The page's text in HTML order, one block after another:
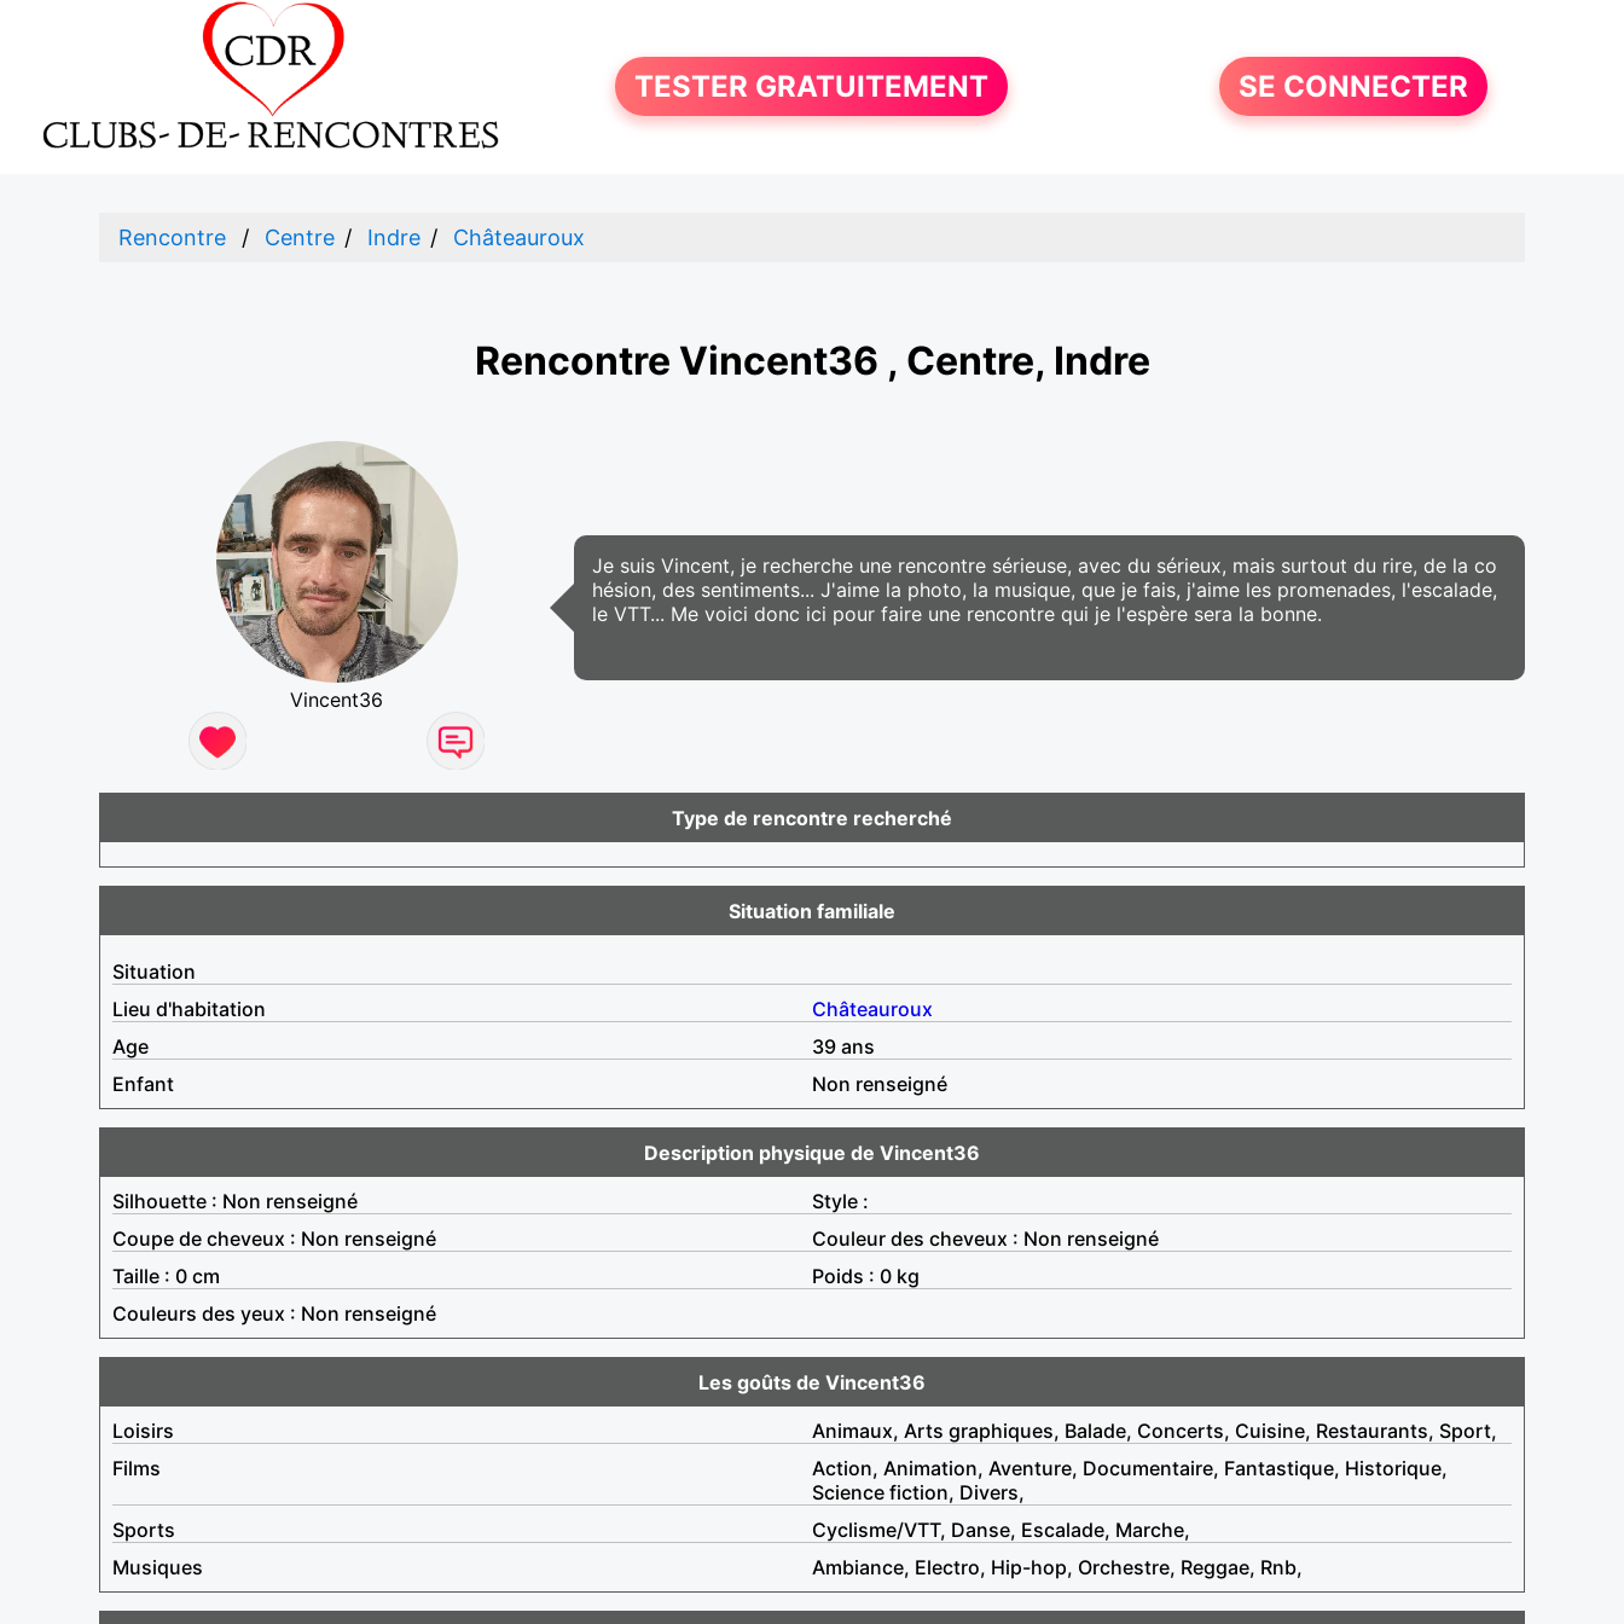
TESTER GRATUITEMENT SE CONNECTER
Rencontre Centre Indre Châteauroux
Rencontre Vincent36 , Centre, Indre
Vincent36
Je suis Vincent, je recherche une rencontre sérieuse, avec du sérieux, mais surtout du rire, de la co
hésion, des sentiments... J'aime la photo, la musique, que je fais, j'aime les promenades, l'escalade,
le VTT... Me voici donc ici pour faire une rencontre qui je l'espère sera la bonne.
Type de rencontre recherché
Situation familiale
Situation
Lieu d'habitation
Châteauroux
Age
39 ans
Enfant
Non renseigné
Description physique de Vincent36
Silhouette : Non renseigné
Style :
Coupe de cheveux : Non renseigné
Couleur des cheveux : Non renseigné
Taille : 0 cm
Poids : 0 kg
Couleurs des yeux : Non renseigné
Les goûts de Vincent36
Loisirs
Animaux, Arts graphiques, Balade, Concerts, Cuisine, Restaurants, Sport,
Films
Action, Animation, Aventure, Documentaire, Fantastique, Historique,
Science fiction, Divers,
Sports
Cyclisme/VTT, Danse, Escalade, Marche,
Musiques
Ambiance, Electro, Hip-hop, Orchestre, Reggae, Rnb,